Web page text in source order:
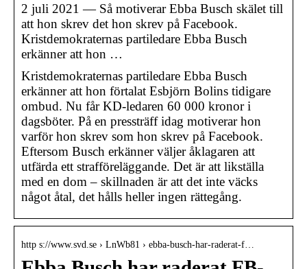
2 juli 2021 — Så motiverar Ebba Busch skälet till
att hon skrev det hon skrev på Facebook.
Kristdemokraternas partiledare Ebba Busch
erkänner att hon …
Kristdemokraternas partiledare Ebba Busch
erkänner att hon förtalat Esbjörn Bolins tidigare
ombud. Nu får KD-ledaren 60 000 kronor i
dagsböter. På en pressträff idag motiverar hon
varför hon skrev som hon skrev på Facebook.
Eftersom Busch erkänner väljer åklagaren att
utfärda ett strafföreläggande. Det är att likställa
med en dom – skillnaden är att det inte väcks
något åtal, det hålls heller ingen rättegång.
http s://www.svd.se › LnWb81 › ebba-busch-har-raderat-f…